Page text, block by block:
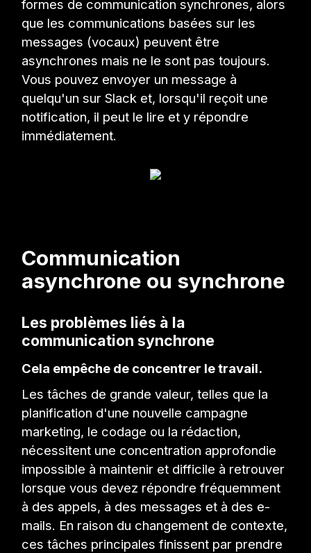
formes de communication synchrones, alors
que les communications basées sur les
messages (vocaux) peuvent être
asynchrones mais ne le sont pas toujours.
Vous pouvez envoyer un message à
quelqu'un sur Slack et, lorsqu'il reçoit une
notification, il peut le lire et y répondre
immédiatement.
Communication
asynchrone ou synchrone
Les problèmes liés à la
communication synchrone
Cela empêche de concentrer le travail.
Les tâches de grande valeur, telles que la
planification d'une nouvelle campagne
marketing, le codage ou la rédaction,
nécessitent une concentration approfondie
impossible à maintenir et difficile à retrouver
lorsque vous devez répondre fréquemment
à des appels, à des messages et à des e-
mails. En raison du changement de contexte,
ces tâches principales finissent par prendre